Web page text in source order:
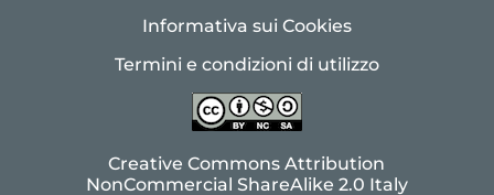
Informativa sui Cookies
Termini e condizioni di utilizzo
Creative Commons Attribution
NonCommercial ShareAlike 2.0 Italy